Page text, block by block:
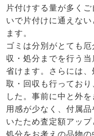
片付けする量が多く
いで片付けに通えな
ます。
ゴミは分別がとても
収・処分までを行う
省けます。さらには
取・回収も行ってお
した。事前に中と外
用感が少なく、付属
いたため査定額アッ
処分をお考えの品物